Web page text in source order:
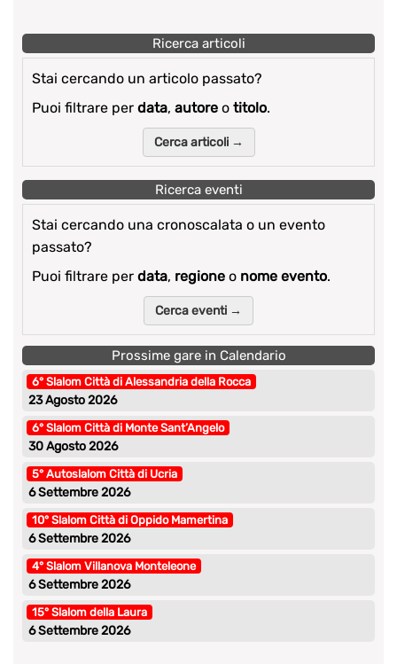
Ricerca articoli
Stai cercando un articolo passato?
Puoi filtrare per data, autore o titolo.
Cerca articoli →
Ricerca eventi
Stai cercando una cronoscalata o un evento
passato?
Puoi filtrare per data, regione o nome evento.
Cerca eventi →
Prossime gare in Calendario
6° Slalom Città di Alessandria della Rocca
23 Agosto 2026
6° Slalom Città di Monte Sant’Angelo
30 Agosto 2026
5° Autoslalom Città di Ucria
6 Settembre 2026
10° Slalom Città di Oppido Mamertina
6 Settembre 2026
4° Slalom Villanova Monteleone
6 Settembre 2026
15° Slalom della Laura
6 Settembre 2026